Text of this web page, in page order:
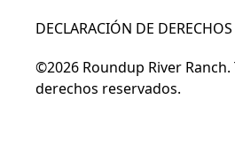
DECLARACIÓN DE
©2026 Roundup River Ranch.
derechos reservados.